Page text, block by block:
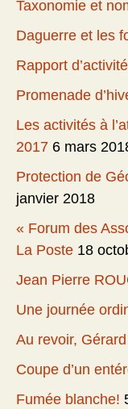
Taxonomie et
Daguerre et les
Rapport
Promenade
Les activités à
2017 6 mars
Protection de
janvier 2018
« Forum des
La Poste 18
Jean Pierre
Une journée
Au revoir,
Coupe d’un
Fumée blanche!